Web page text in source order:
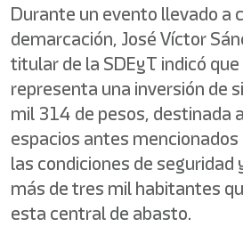
Durante un evento llevado a
demarcación, José Víctor
titular de la SDEyT indicó
representa una inversión de
mil 314 de pesos, destinada
espacios antes
las condiciones de seguridad
más de tres mil habitantes
esta central de abasto.